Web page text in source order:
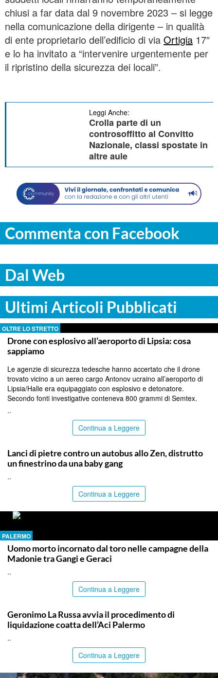
chiusi a far data dal 9 novembre 2023 – si legge
nella comunicazione della dirigente – in qualità
di ente proprietario dell’edificio di via Ortigia 17″
e lo ha invitato a “intervenire urgentemente per
il ripristino della sicurezza dei locali”.
Leggi Anche:
Crolla parte di un
controsoffitto al Convitto
Nazionale, classi spostate in
altre aule
Commenta con Facebook
Dal Web
Ultimi Articoli Pubblicati
OLTRE LO STRETTO
Drone con esplosivo all’aeroporto di Lipsia: cosa
sappiamo
Le agenzie di sicurezza tedesche hanno accertato che il drone
trovato vicino a un aereo cargo Antonov ucraino all’aeroporto di
Lipsia/Halle era equipaggiato con esplosivo e detonatore.
Secondo fonti investigative conteneva 800 grammi di Semtex.
..
Continua a Leggere
Lanci di pietre contro un autobus allo Zen, distrutto
un finestrino da una baby gang
..
Continua a Leggere
PALERMO
Uomo morto incornato dal toro nelle campagne della
Madonie tra Gangi e Geraci
..
Continua a Leggere
Geronimo La Russa avvia il procedimento di
liquidazione coatta dell’Aci Palermo
..
Continua a Leggere